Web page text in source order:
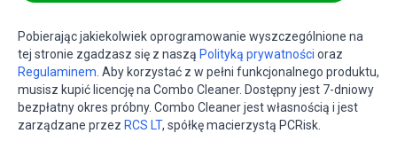
Pobierając jakiekolwiek oprogramowanie wyszczególnione na
tej stronie zgadzasz się z naszą Polityką prywatności oraz
Regulaminem . Aby korzystać z w pełni funkcjonalnego produktu,
musisz kupić licencję na Combo Cleaner. Dostępny jest 7-dniowy
bezpłatny okres próbny. Combo Cleaner jest własnością i jest
zarządzane przez RCS LT, spółkę macierzystą PCRisk.